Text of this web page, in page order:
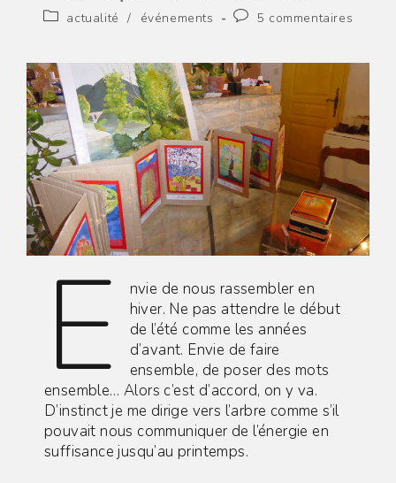
la
Postactualité / événements
Commentaires
publication :
5 commentaires
E
nvie de nous rassembler en
hiver. Ne pas attendre le début
de l’été comme les années
d’avant. Envie de faire
ensemble, de poser des mots
ensemble… Alors c’est d’accord, on y va.
D’instinct je me dirige vers l’arbre comme s’il
pouvait nous communiquer de l’énergie en
suffisance jusqu’au printemps.